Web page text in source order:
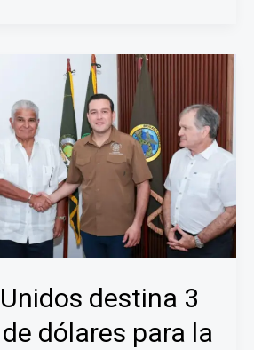
destina 3
dólares para la